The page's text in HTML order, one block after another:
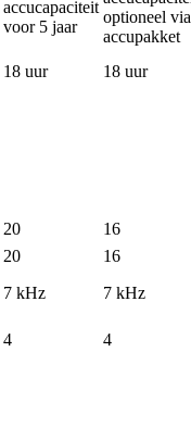
accucapaciteit
voor 5 jaar
optioneel via
accupakket
18 uur
18 uur
20
16
20
16
7 kHz
7 kHz
4
4